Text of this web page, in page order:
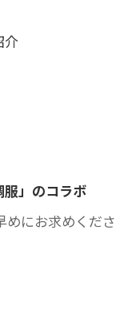
介
」のコラボ
めにお求めくださ